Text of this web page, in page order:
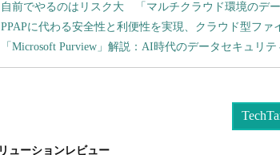
自前でやるのはリスク大 「マルチクラウド環境のデ
PPAPに代わる安全性と利便性を実現、クラウド型ファ
「Microsoft Purview」解説：AI時代のデータセキュリ